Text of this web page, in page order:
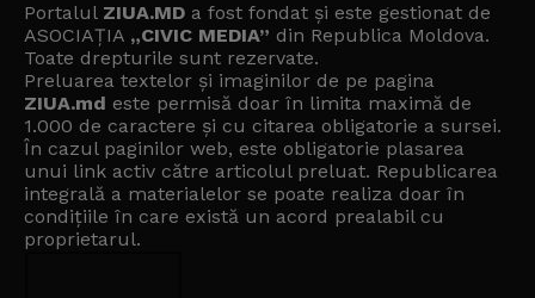
Portalul ZIUA.MD a fost fondat și este gestionat de
ASOCIAȚIA „CIVIC MEDIA” din Republica Moldova.
Toate drepturile sunt rezervate.
Preluarea textelor și imaginilor de pe pagina
ZIUA.md este permisă doar în limita maximă de
1.000 de caractere și cu citarea obligatorie a sursei.
În cazul paginilor web, este obligatorie plasarea
unui link activ către articolul preluat. Republicarea
integrală a materialelor se poate realiza doar în
condițiile în care există un acord prealabil cu
proprietarul.